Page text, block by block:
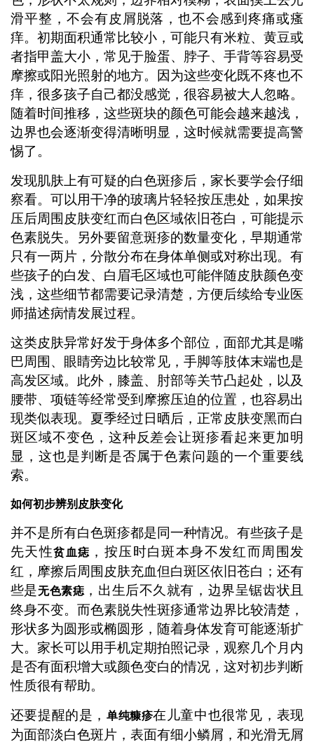
滑平整，不会有皮屑脱落，也不会感到疼痛或瘙
痒。初期面积通常比较小，可能只有米粒、黄豆或
者指甲盖大小，常见于脸蛋、脖子、手背等容易受
摩擦或阳光照射的地方。因为这些变化既不疼也不
痒，很多孩子自己都没感觉，很容易被大人忽略。
随着时间推移，这些斑块的颜色可能会越来越浅，
边界也会逐渐变得清晰明显，这时候就需要提高警
惕了。
发现肌肤上有可疑的白色斑疹后，家长要学会仔细
察看。可以用干净的玻璃片轻轻按压患处，如果按
压后周围皮肤变红而白色区域依旧苍白，可能提示
色素脱失。另外要留意斑疹的数量变化，早期通常
只有一两片，分散分布在身体单侧或对称出现。有
些孩子的白发、白眉毛区域也可能伴随皮肤颜色变
浅，这些细节都需要记录清楚，方便后续给专业医
师描述病情发展过程。
这类皮肤异常好发于身体多个部位，面部尤其是嘴
巴周围、眼睛旁边比较常见，手脚等肢体末端也是
高发区域。此外，膝盖、肘部等关节凸起处，以及
腰带、项链等经常受到摩擦压迫的位置，也容易出
现类似表现。夏季经过日晒后，正常皮肤变黑而白
斑区域不变色，这种反差会让斑疹看起来更加明
显，这也是判断是否属于色素问题的一个重要线
索。
如何初步辨别皮肤变化
并不是所有白色斑疹都是同一种情况。有些孩子是
先天性贫血痣 ，按压时白斑本身不发红而周围发
红，摩擦后周围皮肤充血但白斑区依旧苍白；还有
些是无色素痣，出生后不久就有，边界呈锯齿状且
终身不变。而色素脱失性斑疹通常边界比较清楚，
形状多为圆形或椭圆形，随着身体发育可能逐渐扩
大。家长可以用手机定期拍照记录，观察几个月内
是否有面积增大或颜色变白的情况，这对初步判断
性质很有帮助。
还要提醒的是， 单纯糠疹在儿童中也很常见，表现
为面部淡白色斑片，表面有细小鳞屑，和光滑无屑